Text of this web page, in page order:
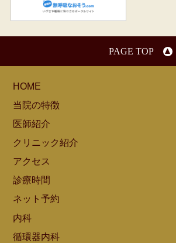
PAGE TOP
HOME
当院の特徴
医師紹介
クリニック紹介
アクセス
診療時間
ネット予約
内科
循環器内科